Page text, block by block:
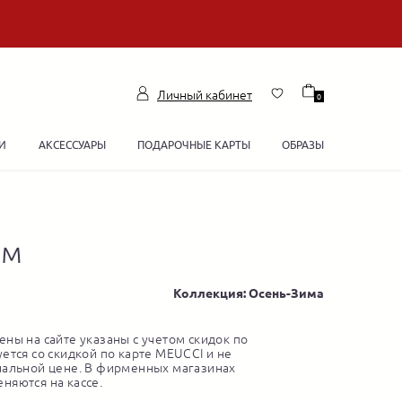
Личный кабинет 0
АКСЕССУАРЫ ПОДАРОЧНЫЕ КАРТЫ ОБРАЗЫ
Коллекция: Осень-Зима
на сайте указаны с учетом скидок по
со скидкой по карте MEUCCI и не
цене. В фирменных магазинах
на кассе.